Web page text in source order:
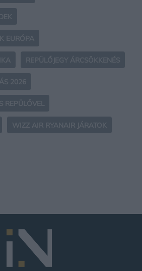
EURÓPA
REPÜLŐJEGY ÁRCSÖKKENÉS
2026
REPÜLŐVEL
WIZZ AIR RYANAIR JÁRATOK